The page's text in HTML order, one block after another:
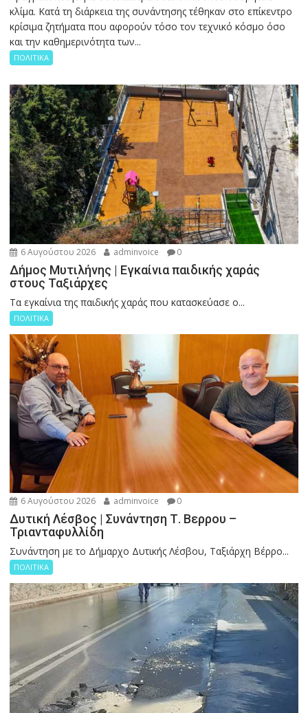
κλίμα. Κατά τη διάρκεια της συνάντησης τέθηκαν στο επίκεντρο
κρίσιμα ζητήματα που αφορούν τόσο τον τεχνικό κόσμο όσο
και την καθημερινότητα των...
ΠΟΛΙΤΙΚΑ
6 Αυγούστου 2026 adminvoice 0
Δήμος Μυτιλήνης | Εγκαίνια παιδικής χαράς
στους Ταξιάρχες
Tα εγκαίνια της παιδικής χαράς που κατασκεύασε ο...
ΠΟΛΙΤΙΚΑ
6 Αυγούστου 2026 adminvoice 0
Δυτική Λέσβος | Συνάντηση Τ. Βερρου –
Τριανταφυλλίδη
Συνάντηση με το Δήμαρχο Δυτικής Λέσβου, Ταξιάρχη Βέρρο...
ΠΟΛΙΤΙΚΑ